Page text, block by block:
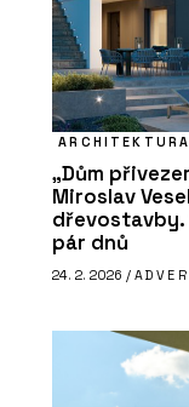
ARCHITEKTURA
„Dům
Miroslav
pár dnů
24. 2. 2026 /